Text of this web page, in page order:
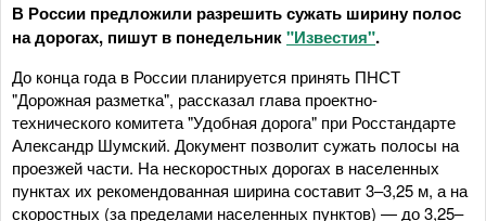
В России предложили разрешить сужать ширину полос
на дорогах, пишут в понедельник"Известия".
До конца года в России планируется принять ПНСТ
"Дорожная разметка", рассказал глава проектно-
технического комитета "Удобная дорога" при Росстандарте
Александр Шумский. Документ позволит сужать полосы на
проезжей части. На нескоростных дорогах в населенных
пунктах их рекомендованная ширина составит 3–3,25 м, а на
скоростных (за пределами населенных пунктов) — до 3,25–